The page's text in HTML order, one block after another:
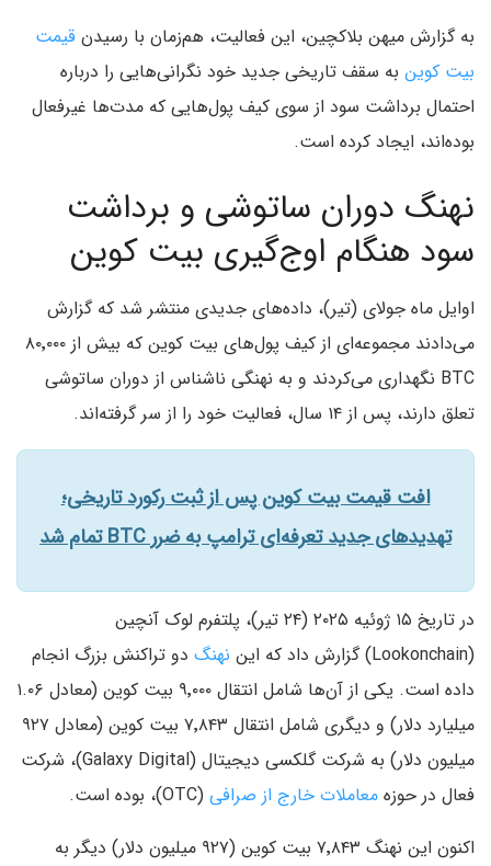
به گزارش میهن بلاکچین، این فعالیت، هم‌زمان با رسیدن قیمت
بیت کوین به سقف تاریخی جدید خود نگرانی‌هایی را درباره
احتمال برداشت سود از سوی کیف‌ پول‌هایی که مدت‌ها غیرفعال
بوده‌اند، ایجاد کرده است.
نهنگ دوران ساتوشی و برداشت
سود هنگام اوج‌گیری بیت‌ کوین
اوایل ماه جولای (تیر)، داده‌های جدیدی منتشر شد که گزارش
می‌دادند مجموعه‌ای از کیف‌ پول‌های بیت کوین که بیش از ۸۰٬۰۰۰
BTC نگهداری می‌کردند و به نهنگی ناشناس از دوران ساتوشی
تعلق دارند، پس از ۱۴ سال، فعالیت خود را از سر گرفته‌اند.
افت قیمت بیت کوین پس از ثبت رکورد تاریخی؛
تهدیدهای جدید تعرفه‌ای ترامپ به ضرر BTC تمام شد
در تاریخ ۱۵ ژوئیه ۲۰۲۵ (۲۴ تیر)، پلتفرم لوک آنچین
(Lookonchain) گزارش داد که این
نهنگ دو تراکنش بزرگ انجام
داده است. یکی از آن‌ها شامل انتقال ۹٬۰۰۰ بیت کوین (معادل ۱.۰۶
میلیارد دلار) و دیگری شامل انتقال ۷٬۸۴۳ بیت کوین (معادل ۹۲۷
میلیون دلار) به شرکت گلکسی دیجیتال (Galaxy Digital)، شرکت
فعال در حوزه معاملات خارج از صرافی (OTC)، بوده است.
اکنون این نهنگ ۷٬۸۴۳ بیت کوین (۹۲۷ میلیون دلار) دیگر به